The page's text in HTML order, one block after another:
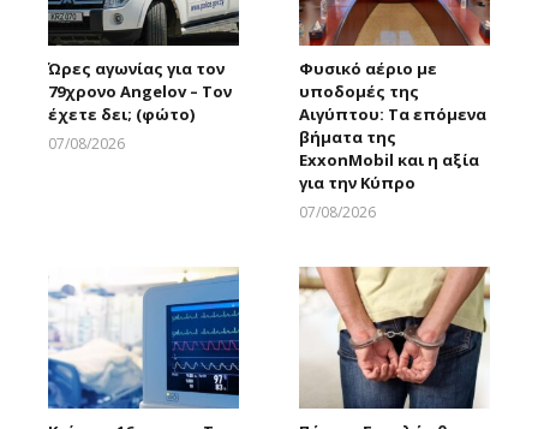
Ώρες αγωνίας για τον
79χρονο Angelov – Τον
έχετε δει; (φώτο)
07/08/2026
Φυσικό αέριο με
υποδομές της
Αιγύπτου: Τα επόμενα
βήματα της
ExxonMobil και η αξία
για την Κύπρο
07/08/2026